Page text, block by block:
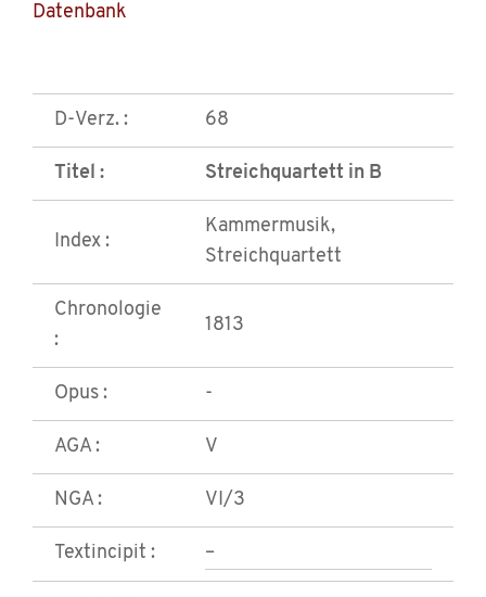
Datenbank
D-Verz. : 68
Titel : Streichquartett in B
Index :
Kammermusik,
Streichquartett
Chronologie
:
1813
Opus : -
AGA : V
NGA : VI/3
Textincipit : –